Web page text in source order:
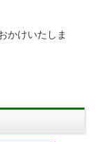
かけいたしま